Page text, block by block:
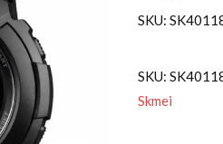
SKU:
SKU:
Skmei